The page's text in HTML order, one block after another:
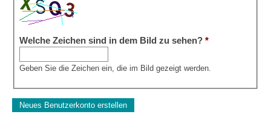
Welche Zeichen sind in dem Bild zu sehen? *
Geben Sie die Zeichen ein, die im Bild gezeigt werden.